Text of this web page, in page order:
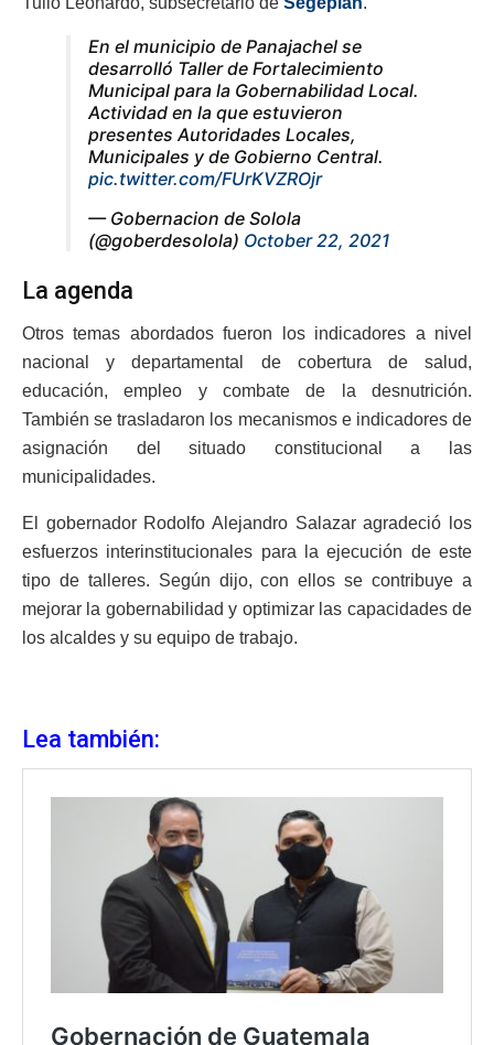
En el municipio de Panajachel se
desarrolló Taller de Fortalecimiento
Municipal para la Gobernabilidad Local.
Actividad en la que estuvieron
presentes Autoridades Locales,
Municipales y de Gobierno Central.
pic.twitter.com/FUrKVZROjr
— Gobernacion de Solola
(@goberdesolola) October 22, 2021
La agenda
Otros temas abordados fueron los indicadores a nivel
nacional y departamental de cobertura de salud,
educación, empleo y combate de la desnutrición.
También se trasladaron los mecanismos e indicadores de
asignación del situado constitucional a las
municipalidades.
El gobernador Rodolfo Alejandro Salazar agradeció los
esfuerzos interinstitucionales para la ejecución de este
tipo de talleres. Según dijo, con ellos se contribuye a
mejorar la gobernabilidad y optimizar las capacidades de
los alcaldes y su equipo de trabajo.
Lea también: